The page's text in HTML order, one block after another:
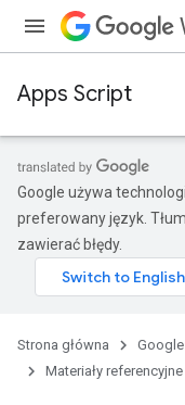
Apps Script
Google używa
preferowany język.
zawierać błędy.
Strona główna
Materiały referencyjne